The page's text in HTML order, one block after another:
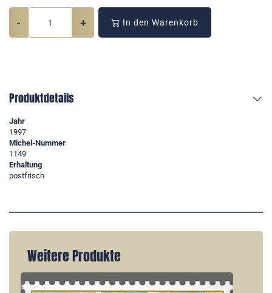
- + In den Warenkorb
Produktdetails
Jahr
1997
Michel-Nummer
1149
Erhaltung
postfrisch
Weitere Produkte